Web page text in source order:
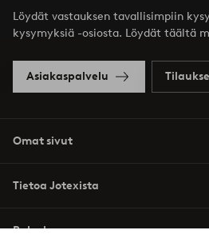
Löydät vastauksen tavallisimpiin
kysymyksiä -osiosta. Löydät täältä
Asiakaspalvelu
Omat sivut
Tietoa Jotexista
Palvelumme